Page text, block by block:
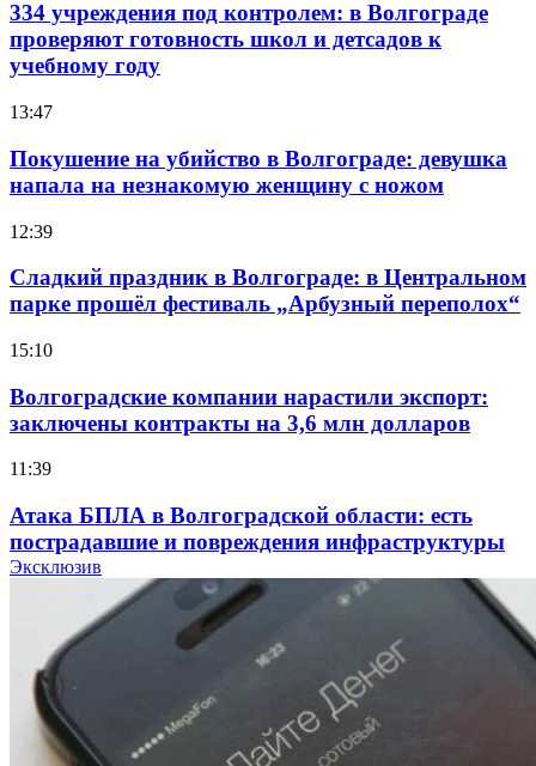
334 учреждения под контролем: в Волгограде
проверяют готовность школ и детсадов к
учебному году
13:47
Покушение на убийство в Волгограде: девушка
напала на незнакомую женщину с ножом
12:39
Сладкий праздник в Волгограде: в Центральном
парке прошёл фестиваль „Арбузный переполох“
15:10
Волгоградские компании нарастили экспорт:
заключены контракты на 3,6 млн долларов
11:39
Атака БПЛА в Волгоградской области: есть
пострадавшие и повреждения инфраструктуры
Волгоградские вузы в топе зарплатного
рейтинга: ВолгГТУ и ВолгГМУ вошли в топ‑15
для химической отрасли и фармацевтики
18:39
Эксклюзив